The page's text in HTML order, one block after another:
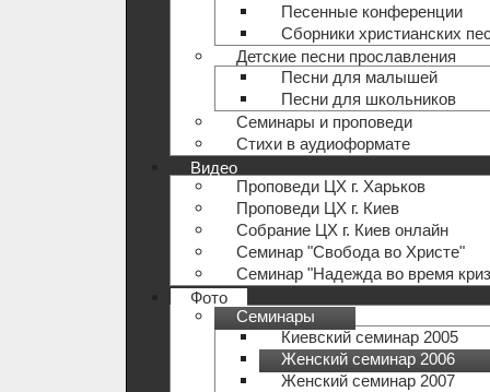
Песенные конференции
Сборники христианских
Детские песни прославления
Песни для малышей
Песни для школьников
Семинары и проповеди
Стихи в аудиоформате
Видео
Проповеди ЦХ г. Харьков
Проповеди ЦХ г. Киев
Собрание ЦХ г. Киев онлайн
Семинар "Свобода во Христе"
Семинар "Надежда во время
Фото
Семинары
Киевский семинар 2005
Женский семинар 2006
Женский семинар 2007